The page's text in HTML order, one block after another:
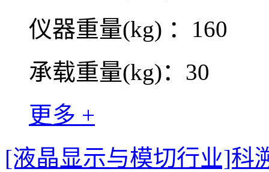
仪器重量(kg) ：160
承载重量(kg)：30
更多 +
[液晶显示与模切行业]科